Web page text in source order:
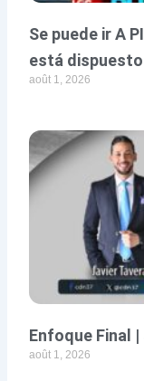
Se puede ir A
está dispuesto
août 1, 2026
Enfoque Final
août 1, 2026